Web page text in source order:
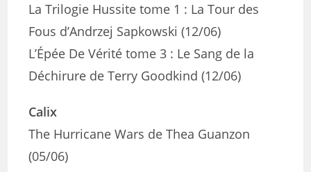
La Trilogie Hussite tome 1 : La Tour des
Fous d’Andrzej Sapkowski (12/06)
L’Épée De Vérité tome 3 : Le Sang de la
Déchirure de Terry Goodkind (12/06)
Calix
The Hurricane Wars de Thea Guanzon
(05/06)